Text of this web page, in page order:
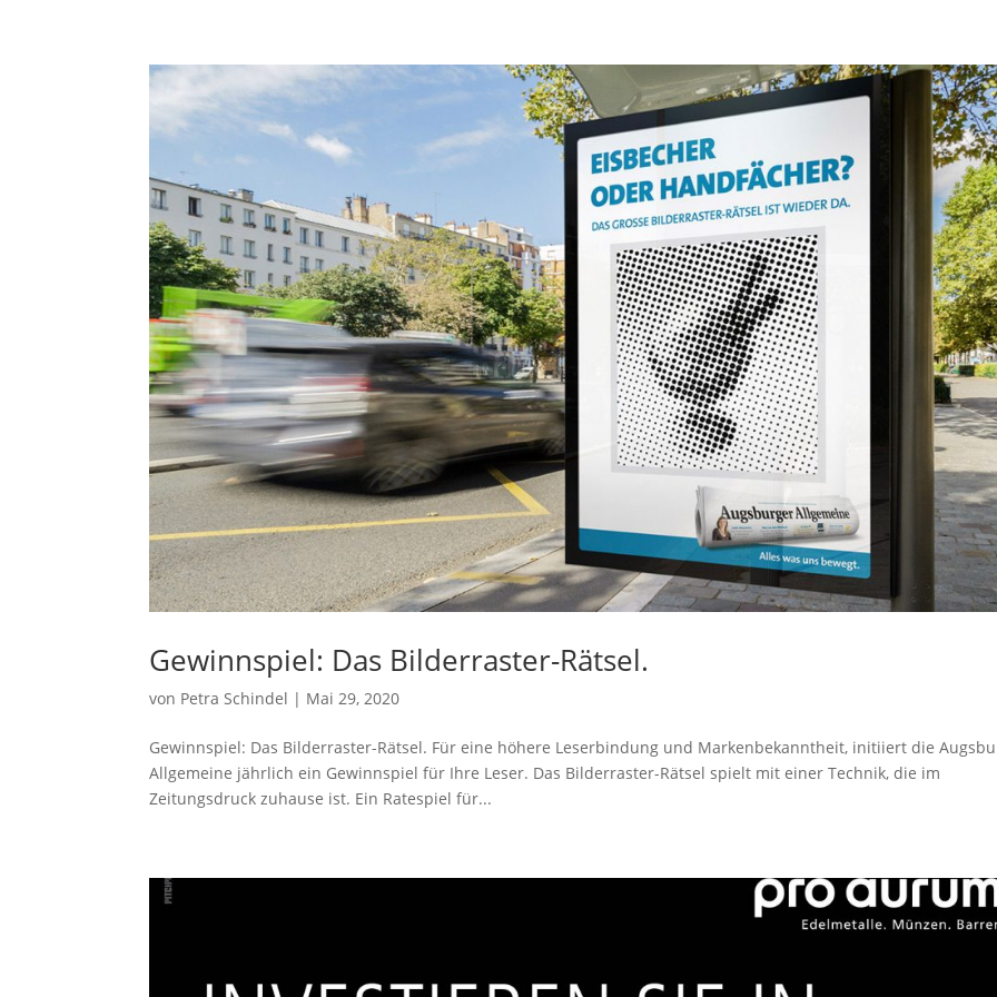
Gewinnspiel: Das Bilderraster-Rätsel.
von Petra Schindel | Mai 29, 2020
Gewinnspiel: Das Bilderraster-Rätsel. Für eine höhere Leserbindung und Markenbekanntheit, initiiert die
Allgemeine jährlich ein Gewinnspiel für Ihre Leser. Das Bilderraster-Rätsel spielt mit einer Technik, die im
Zeitungsdruck zuhause ist. Ein Ratespiel für...